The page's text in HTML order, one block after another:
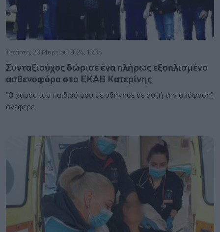
Τετάρτη, 20 Μαρτίου 2024, 13:03
Συνταξιούχος δώρισε ένα πλήρως εξοπλισμένο
ασθενοφόρο στο ΕΚΑΒ Κατερίνης
"Ο χαμός του παιδιού μου με οδήγησε σε αυτή την απόφαση",
ανέφερε.